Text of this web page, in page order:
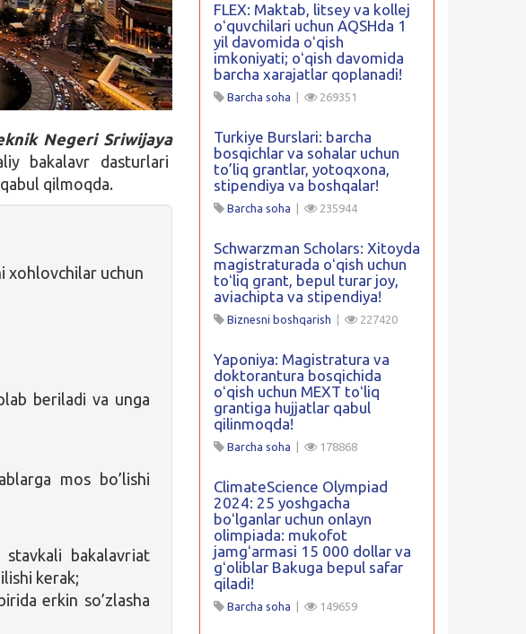
Negeri Sriwijaya
bakalavr dasturlari
qilmoqda.
xohlovchilar uchun
beriladi va unga
mos bo’lishi
stavkali bakalavriat
kerak;
erkin so’zlasha
FLEX: Maktab, litsey va kollej
oʻquvchilari uchun AQSHda 1
yil davomida oʻqish
imkoniyati; oʻqish davomida
barcha xarajatlar qoplanadi!
Barcha soha 269351
Turkiye Burslari: barcha
bosqichlar va sohalar uchun
to’liq grantlar, yotoqxona,
stipendiya va boshqalar!
Barcha soha 235944
Schwarzman Scholars: Xitoyda
magistraturada oʻqish uchun
toʻliq grant, bepul turar joy,
aviachipta va stipendiya!
Biznesni boshqarish 227420
Yaponiya: Magistratura va
doktorantura bosqichida
oʻqish uchun MEXT toʻliq
grantiga hujjatlar qabul
qilinmoqda!
Barcha soha 178868
ClimateScience Olympiad
2024: 25 yoshgacha
boʻlganlar uchun onlayn
olimpiada: mukofot
jamgʻarmasi 15 000 dollar va
gʻoliblar Bakuga bepul safar
qiladi!
Barcha soha 149659